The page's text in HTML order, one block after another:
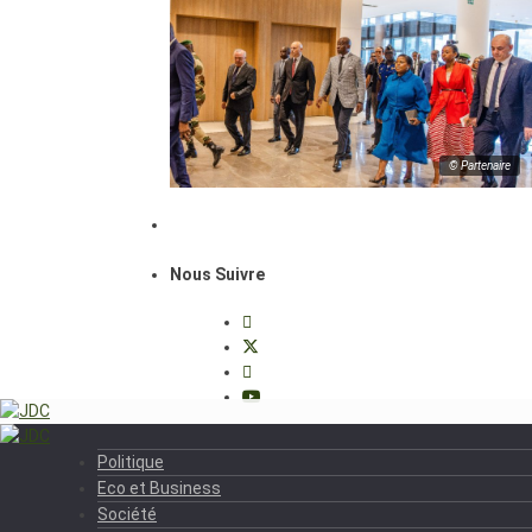
© Partenaire
Nous Suivre
Politique
Eco et Business
Société